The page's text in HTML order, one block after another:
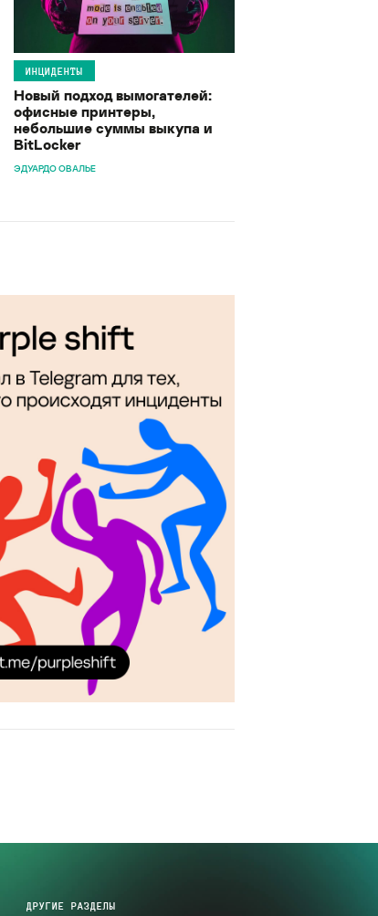
ИНЦИДЕНТЫ
Новый подход вымогателей:
офисные принтеры,
небольшие суммы выкупа и
BitLocker
ЭДУАРДО ОВАЛЬЕ
ДРУГИЕ РАЗДЕЛЫ